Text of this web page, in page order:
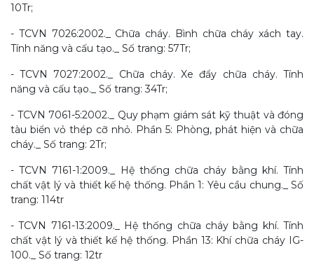
10Tr;
- TCVN 7026:2002._ Chữa cháy. Bình chữa cháy xách tay.
Tính năng và cấu tạo._ Số trang: 57Tr;
- TCVN 7027:2002._ Chữa cháy. Xe đẩy chữa cháy. Tính
năng và cấu tạo._ Số trang: 34Tr;
- TCVN 7061-5:2002._ Quy phạm giám sát kỹ thuật và đóng
tàu biển vỏ thép cỡ nhỏ. Phần 5: Phòng, phát hiện và chữa
cháy._ Số trang: 2Tr;
- TCVN 7161-1:2009._ Hệ thống chữa cháy bằng khí. Tính
chất vật lý và thiết kế hệ thống. Phần 1: Yêu cầu chung._ Số
trang: 114tr
- TCVN 7161-13:2009._ Hệ thống chữa cháy bằng khí. Tính
chất vật lý và thiết kế hệ thống. Phần 13: Khí chữa cháy IG-
100._ Số trang: 12tr